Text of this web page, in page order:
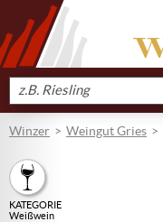
Produkt
suchen
Winzer Weingut Gries
KATEGORIE
Weißwein